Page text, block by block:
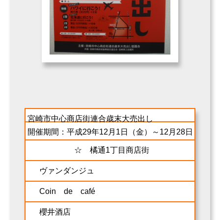
宮崎市中心商店街連合歳末大売出し
開催期間：平成29年12月1日（金）～12月28日（木）
☆ 橘通1丁目商店街
ヴァンダンジュ
Coin de café
櫻井酒店